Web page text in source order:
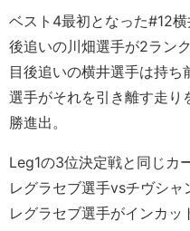
ベスト4最初となった#12
後追いの川畑選手が2ラン
目後追いの横井選手は持
選手がそれを引き離す走
勝進出。
Leg1の3位決定戦と同じカ
レグラセブ選手vsチヴシャ
レグラセブ選手がインカッ